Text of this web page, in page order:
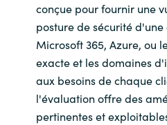
conçue pour fournir une
posture de sécurité
Microsoft 365, Azure, ou
exacte et les domaines
aux besoins de chaque
l'évaluation offre des
pertinentes et